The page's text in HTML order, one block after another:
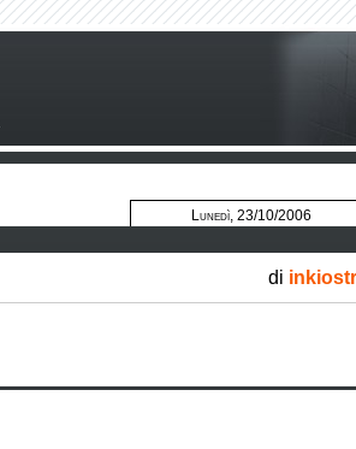
Lunedì, 23/10/2006
di